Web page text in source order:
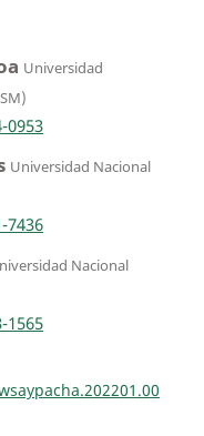
Universidad
0953
Universidad Nacional
7436
Nacional
1565